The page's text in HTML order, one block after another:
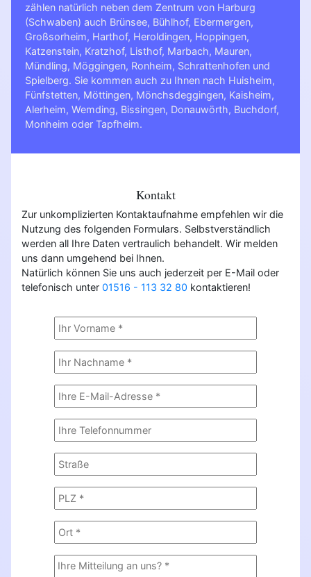
zählen natürlich neben dem Zentrum von Harburg
(Schwaben) auch Brünsee, Bühlhof, Ebermergen,
Großsorheim, Harthof, Heroldingen, Hoppingen,
Katzenstein, Kratzhof, Listhof, Marbach, Mauren,
Mündling, Möggingen, Ronheim, Schrattenhofen und
Spielberg. Sie kommen auch zu Ihnen nach Huisheim,
Fünfstetten, Möttingen, Mönchsdeggingen, Kaisheim,
Alerheim, Wemding, Bissingen, Donauwörth, Buchdorf,
Monheim oder Tapfheim.
Kontakt
Zur unkomplizierten Kontaktaufnahme empfehlen wir die
Nutzung des folgenden Formulars. Selbstverständlich
werden all Ihre Daten vertraulich behandelt. Wir melden
uns dann umgehend bei Ihnen.
Natürlich können Sie uns auch jederzeit per E-Mail oder
telefonisch unter 01516 - 113 32 80 kontaktieren!